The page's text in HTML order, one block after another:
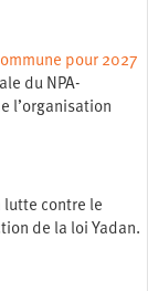
pour 2027
du NPA-
l’organisation
lutte contre le
de la loi Yadan.